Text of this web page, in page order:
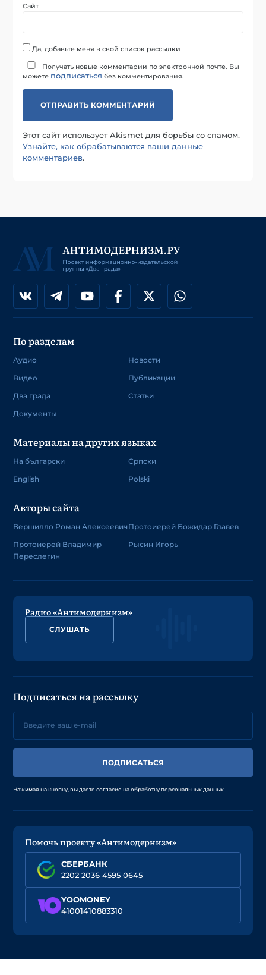
Сайт
Да, добавьте меня в свой список рассылки
Получать новые комментарии по электронной почте. Вы
можете подписаться без комментирования.
Этот сайт использует Akismet для борьбы со спамом.
Узнайте, как обрабатываются ваши данные
комментариев.
По разделам
Аудио
Видео
Два града
Документы
Новости
Публикации
Статьи
Материалы на других языках
На български
English
Српски
Polski
Авторы сайта
Вершилло Роман Алексеевич
Протоиерей Владимир
Переслегин
Протоиерей Божидар Главев
Рысин Игорь
Радио «Антимодернизм»
СЛУШАТЬ
Подписаться на рассылку
ПОДПИСАТЬСЯ
Нажимая на кнопку, вы даете согласие на обработку персональных данных
Помочь проекту «Антимодернизм»
СБЕРБАНК
2202 2036 4595 0645
YOOMONEY
41001410883310